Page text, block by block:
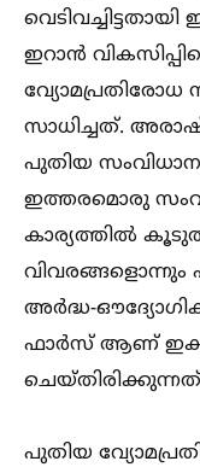
ഇറാൻ
വ്യോമപ്രതിരോധ
സാധിച്ചത്.
പുതിയ
ഇത്തരമൊരു
കാര്യത്തില്‍
വിവരങ്ങളൊന്നും
അർദ്ധ-
ഫാർസ് ആണ്
പുതിയ